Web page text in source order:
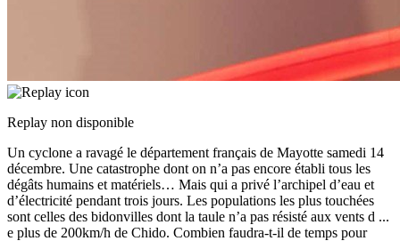
Replay non disponible
Un cyclone a ravagé le département français de Mayotte samedi 14
décembre. Une catastrophe dont on n’a pas encore établi tous les
dégâts humains et matériels… Mais qui a privé l’archipel d’eau et
d’électricité pendant trois jours. Les populations les plus touchées
sont celles des bidonvilles dont la taule n’a pas résisté aux vents d ...
e plus de 200km/h de Chido. Combien faudra-t-il de temps pour